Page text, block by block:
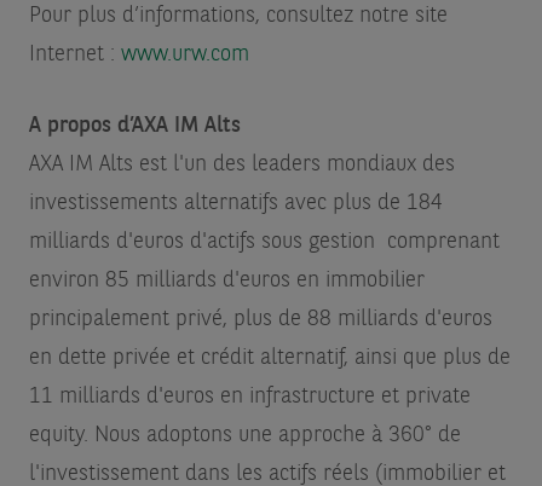
Pour plus d’informations, consultez notre site
Internet : www.urw.com
A propos d’AXA IM Alts
AXA IM Alts est l'un des leaders mondiaux des
investissements alternatifs avec plus de 184
milliards d'euros d'actifs sous gestion
comprenant
environ 85 milliards d'euros en immobilier
principalement privé, plus de 88 milliards d'euros
en dette privée et crédit alternatif, ainsi que plus de
11 milliards d'euros en infrastructure et private
equity. Nous adoptons une approche à 360° de
l'investissement dans les actifs réels (immobilier et